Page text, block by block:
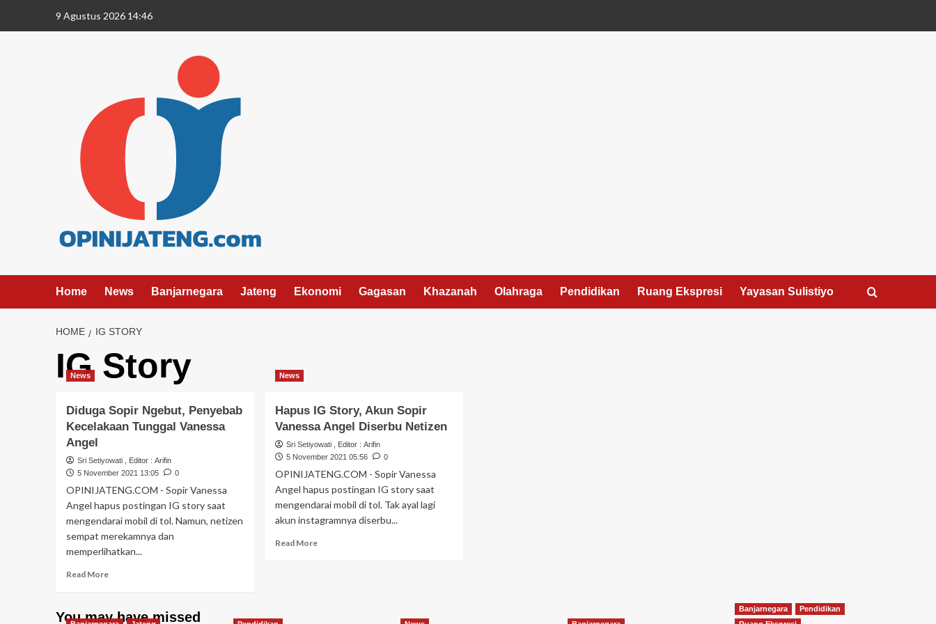
9 Agustus 2026 14:46
Home News Banjarnegara Jateng Ekonomi Gagasan Khazanah Olahraga Pendidikan Ruang Ekspresi Yayasan Sulistiyo
HOME IG STORY
IG Story
News
Diduga Sopir Ngebut, Penyebab
Kecelakaan Tunggal Vanessa
Angel
Sri Setiyowati, Editor : Arifin
5 November 2021 13:05
0
OPINIJATENG.COM - Sopir Vanessa
Angel hapus postingan IG story saat
mengendarai mobil di tol. Namun, netizen
sempat merekamnya dan
memperlihatkan...
Read More
News
Hapus IG Story, Akun Sopir
Vanessa Angel Diserbu Netizen
Sri Setiyowati, Editor : Arifin
5 November 2021 05:56
0
OPINIJATENG.COM - Sopir Vanessa
Angel hapus postingan IG story saat
mengendarai mobil di tol. Tak ayal lagi
akun instagramnya diserbu...
Read More
You may have missed
Banjarnegara
Pendidikan